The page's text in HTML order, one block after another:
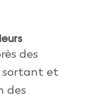
des
sortant et
des